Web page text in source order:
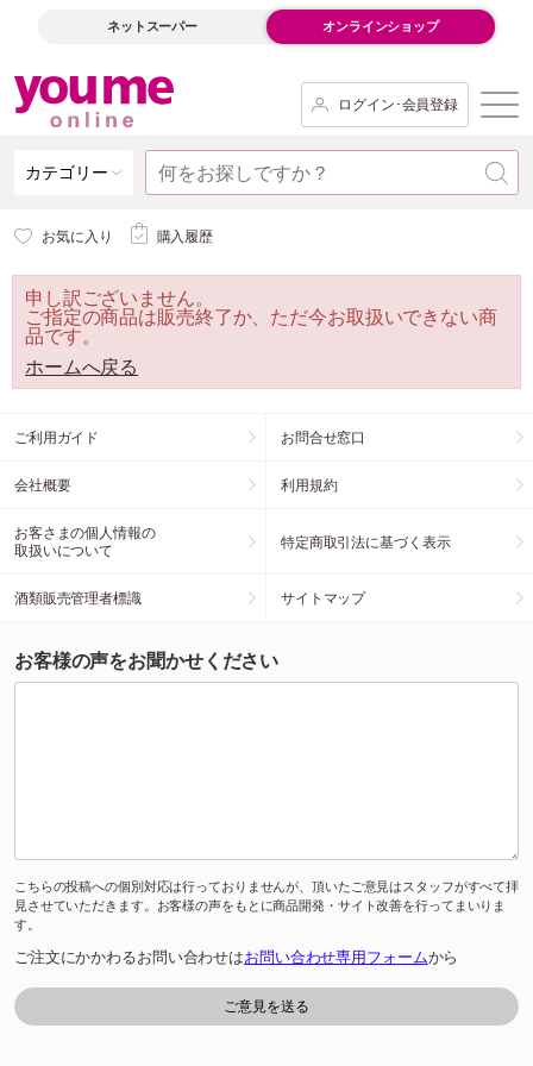
ネットスーパー オンラインショップ
ログイン･会員登録
カテゴリー
お気に入り 購入履歴
申し訳ございません。
ご指定の商品は販売終了か、ただ今お取扱いできない商
品です。
ホームへ戻る
ご利用ガイド お問合せ窓口
会社概要 利用規約
お客さまの個人情報の
取扱いについて
特定商取引法に基づく表示
酒類販売管理者標識 サイトマップ
お客様の声をお聞かせください
こちらの投稿への個別対応は行っておりませんが、頂いたご意見はスタッフがすべて拝
見させていただきます。お客様の声をもとに商品開発・サイト改善を行ってまいりま
す。
ご注文にかかわるお問い合わせはお問い合わせ専用フォームから